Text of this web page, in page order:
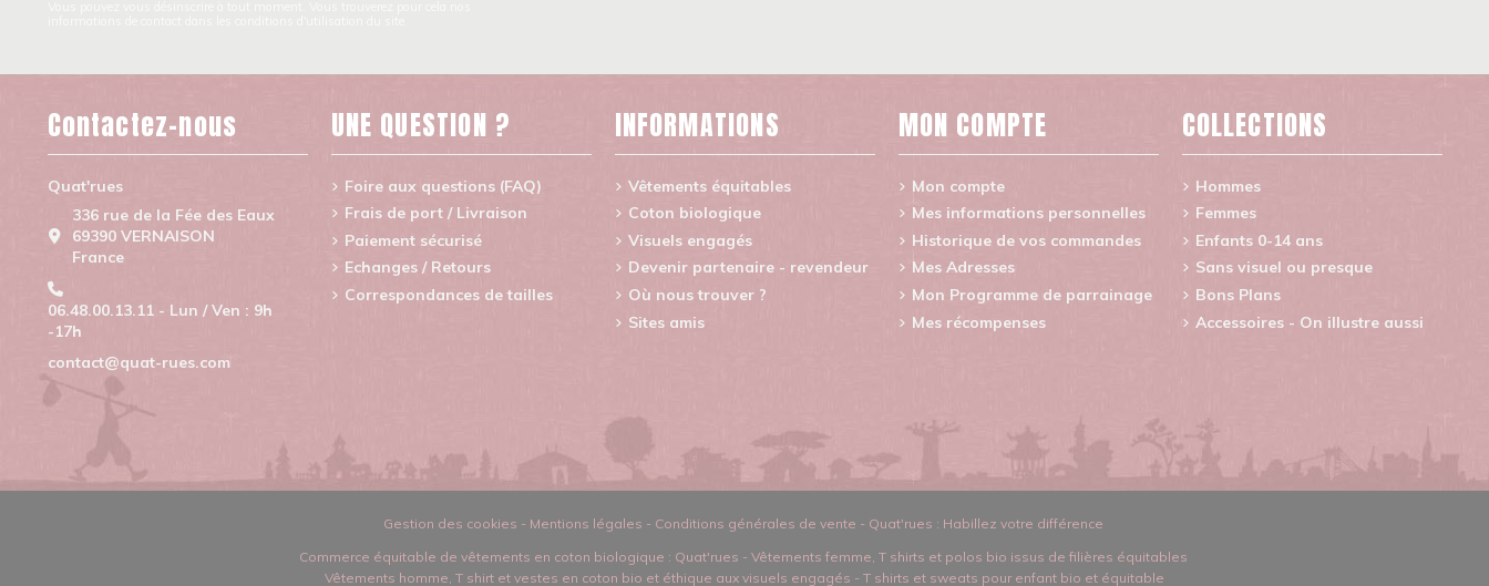
Contactez-nous
Quat'rues
336 rue de la Fée des Eaux
69390 VERNAISON
France
06.48.00.13.11 - Lun / Ven : 9h
-17h
contact@quat-rues.com
UNE QUESTION ?
Foire aux questions (FAQ)
Frais de port / Livraison
Paiement sécurisé
Echanges / Retours
Correspondances de tailles
INFORMATIONS
Vêtements équitables
Coton biologique
Visuels engagés
Devenir partenaire - revendeur
Où nous trouver ?
Sites amis
MON COMPTE
Mon compte
Mes informations personnelles
Historique de vos commandes
Mes Adresses
Mon Programme de parrainage
Mes récompenses
COLLECTIONS
Hommes
Femmes
Enfants 0-14 ans
Sans visuel ou presque
Bons Plans
Accessoires - On illustre aussi
Gestion des cookies - Mentions légales - Conditions générales de vente - Quat'rues : Habillez votre différence
Commerce équitable de vêtements en coton biologique : Quat'rues - Vêtements femme T shirts et polos bio issus de filières équitables
Vêtements homme T shirt et vestes en coton bio et éthique aux visuels engagés - T shirts et sweats pour enfant bio et équitable